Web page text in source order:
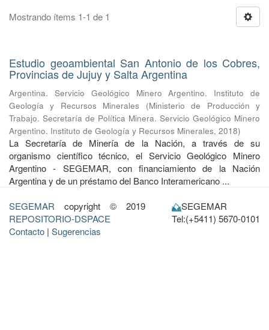
Mostrando ítems 1-1 de 1
Estudio geoambiental San Antonio de los Cobres,
Provincias de Jujuy y Salta Argentina
Argentina. Servicio Geológico Minero Argentino. Instituto de
Geología y Recursos Minerales
(Ministerio de Producción y
Trabajo. Secretaría de Política Minera. Servicio Geológico Minero
Argentino. Instituto de Geología y Recursos Minerales, 2018)
La Secretaría de Minería de la Nación, a través de su
organismo científico técnico, el Servicio Geológico Minero
Argentino - SEGEMAR, con financiamiento de la Nación
Argentina y de un préstamo del Banco Interamericano ...
SEGEMAR copyright © 2019
REPOSITORIO-DSPACE
Contacto | Sugerencias
SEGEMAR
Tel:(+5411) 5670-0101